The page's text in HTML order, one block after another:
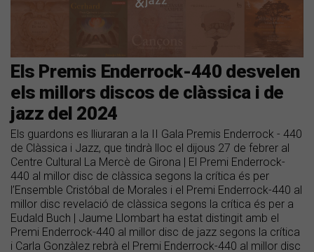
Els Premis Enderrock-440 desvelen
els millors discos de clàssica i de
jazz del 2024
Els guardons es lliuraran a la II Gala Premis Enderrock - 440
de Clàssica i Jazz, que tindrà lloc el dijous 27 de febrer al
Centre Cultural La Mercè de Girona | El Premi Enderrock-
440 al millor disc de clàssica segons la crítica és per
l’Ensemble Cristóbal de Morales i el Premi Enderrock-440 al
millor disc revelació de clàssica segons la crítica és per a
Eudald Buch | Jaume Llombart ha estat distingit amb el
Premi Enderrock-440 al millor disc de jazz segons la crítica
i Carla Gonzàlez rebrà el Premi Enderrock-440 al millor disc